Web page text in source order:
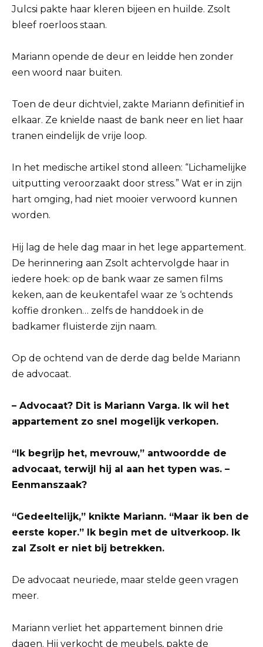
Julcsi pakte haar kleren bijeen en huilde. Zsolt
bleef roerloos staan.
Mariann opende de deur en leidde hen zonder
een woord naar buiten.
Toen de deur dichtviel, zakte Mariann definitief in
elkaar. Ze knielde naast de bank neer en liet haar
tranen eindelijk de vrije loop.
In het medische artikel stond alleen: “Lichamelijke
uitputting veroorzaakt door stress.” Wat er in zijn
hart omging, had niet mooier verwoord kunnen
worden.
Hij lag de hele dag maar in het lege appartement.
De herinnering aan Zsolt achtervolgde haar in
iedere hoek: op de bank waar ze samen films
keken, aan de keukentafel waar ze ‘s ochtends
koffie dronken… zelfs de handdoek in de
badkamer fluisterde zijn naam.
Op de ochtend van de derde dag belde Mariann
de advocaat.
– Advocaat? Dit is Mariann Varga. Ik wil het
appartement zo snel mogelijk verkopen.
“Ik begrijp het, mevrouw,” antwoordde de
advocaat, terwijl hij al aan het typen was. –
Eenmanszaak?
“Gedeeltelijk,” knikte Mariann. “Maar ik ben de
eerste koper.” Ik begin met de uitverkoop. Ik
zal Zsolt er niet bij betrekken.
De advocaat neuriede, maar stelde geen vragen
meer.
Mariann verliet het appartement binnen drie
dagen. Hij verkocht de meubels, pakte de